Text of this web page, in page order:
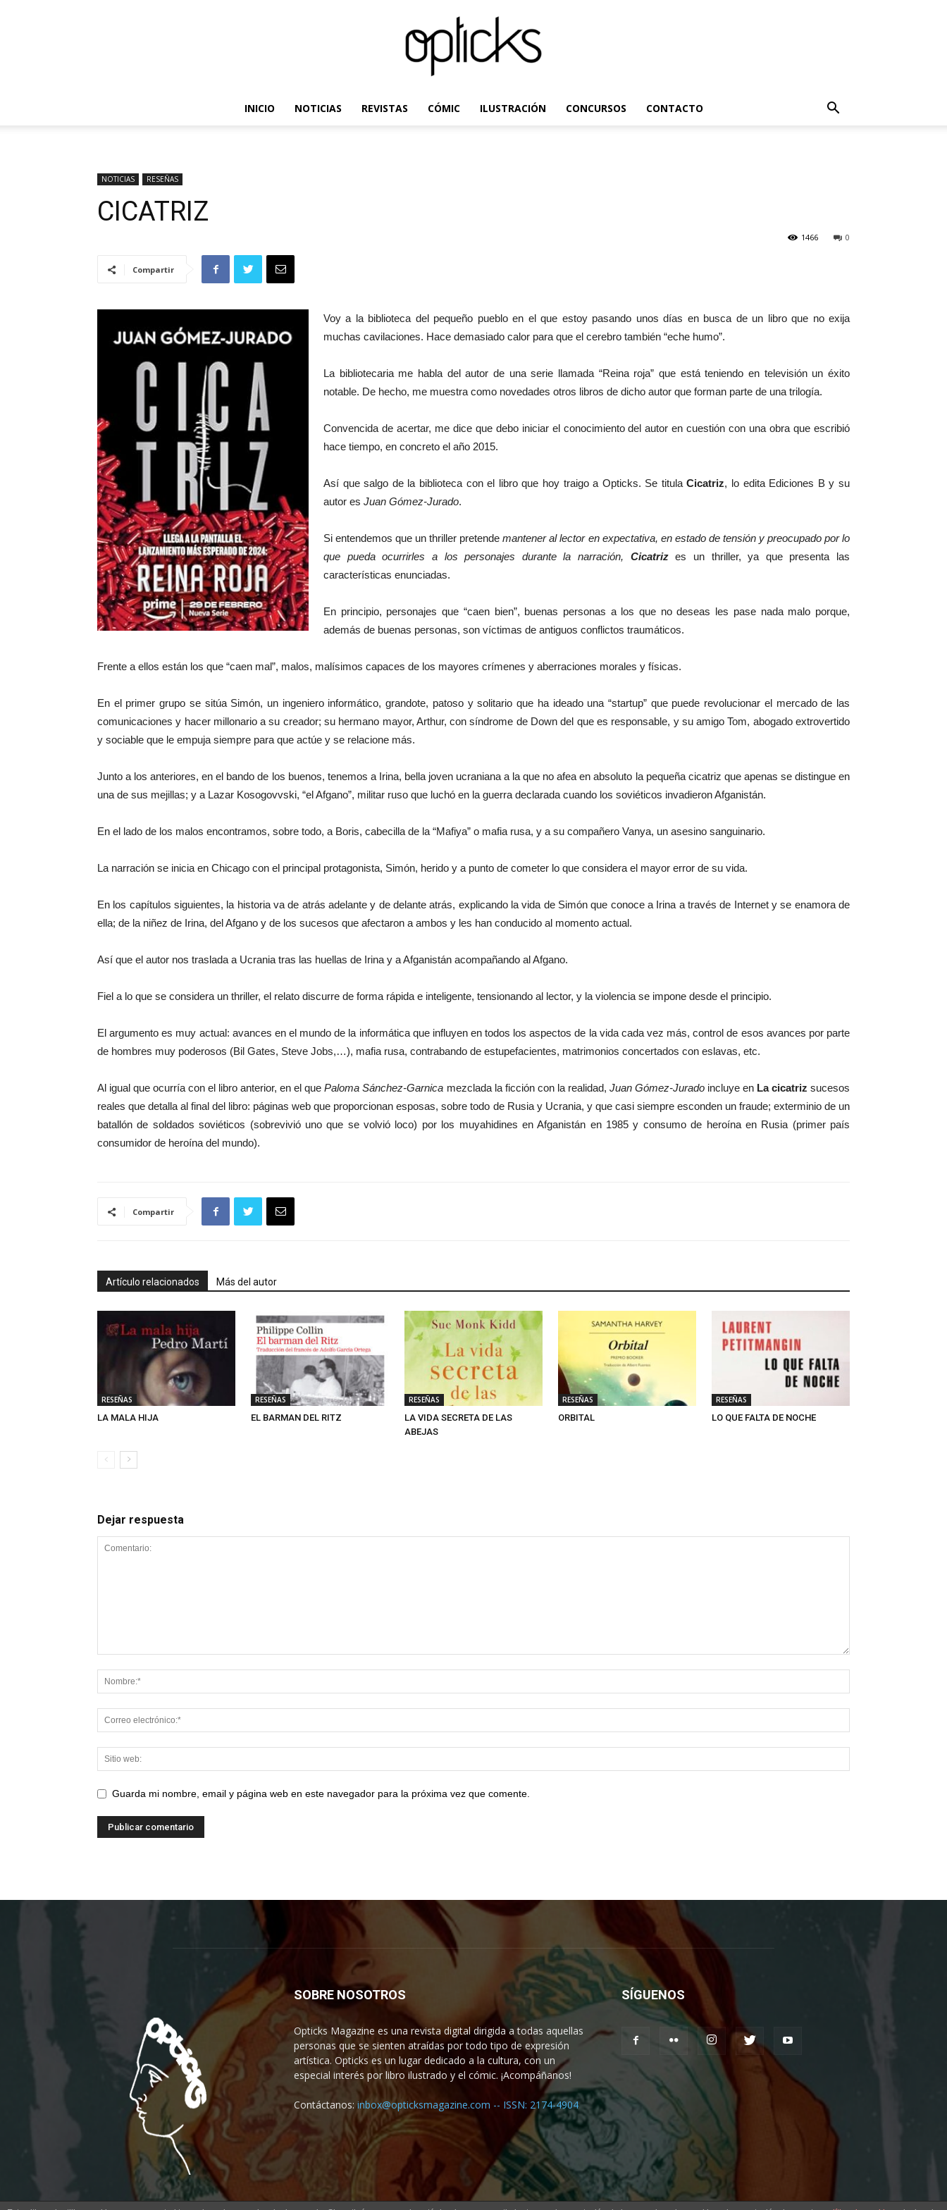
INICIO NOTICIAS REVISTAS CÓMIC ILUSTRACIÓN CONCURSOS CONTACTO
NOTICIAS RESEÑAS
CICATRIZ
0
1466
Compartir
Voy a la biblioteca del pequeño pueblo en el que estoy pasando unos días en busca de un libro que no exija
muchas cavilaciones. Hace demasiado calor para que el cerebro también “eche humo”.
La bibliotecaria me habla del autor de una serie llamada “Reina roja” que está teniendo en televisión un éxito
notable. De hecho, me muestra como novedades otros libros de dicho autor que forman parte de una trilogía.
Convencida de acertar, me dice que debo iniciar el conocimiento del autor en cuestión con una obra que escribió
hace tiempo, en concreto el año 2015.
Así que salgo de la biblioteca con el libro que hoy traigo a Opticks. Se titulaCicatriz, lo edita Ediciones B y su
autor es Juan Gómez-Jurado.
Si entendemos que un thriller pretende mantener al lector en expectativa, en estado de tensión y preocupado por lo
que pueda ocurrirles a los personajes durante la narración, Cicatrizes un thriller, ya que presenta las
características enunciadas.
En principio, personajes que “caen bien”, buenas personas a los que no deseas les pase nada malo porque,
además de buenas personas, son víctimas de antiguos conflictos traumáticos.
Frente a ellos están los que “caen mal”, malos, malísimos capaces de los mayores crímenes y aberraciones morales y físicas.
En el primer grupo se sitúa Simón, un ingeniero informático, grandote, patoso y solitario que ha ideado una “startup” que puede revolucionar el mercado de las
comunicaciones y hacer millonario a su creador; su hermano mayor, Arthur, con síndrome de Down del que es responsable, y su amigo Tom, abogado extrovertido
y sociable que le empuja siempre para que actúe y se relacione más.
Junto a los anteriores, en el bando de los buenos, tenemos a Irina, bella joven ucraniana a la que no afea en absoluto la pequeña cicatriz que apenas se distingue en
una de sus mejillas; y a Lazar Kosogovvski, “el Afgano”, militar ruso que luchó en la guerra declarada cuando los soviéticos invadieron Afganistán.
En el lado de los malos encontramos, sobre todo, a Boris, cabecilla de la “Mafiya” o mafia rusa, y a su compañero Vanya, un asesino sanguinario.
La narración se inicia en Chicago con el principal protagonista, Simón, herido y a punto de cometer lo que considera el mayor error de su vida.
En los capítulos siguientes, la historia va de atrás adelante y de delante atrás, explicando la vida de Simón que conoce a Irina a través de Internet y se enamora de
ella; de la niñez de Irina, del Afgano y de los sucesos que afectaron a ambos y les han conducido al momento actual.
Así que el autor nos traslada a Ucrania tras las huellas de Irina y a Afganistán acompañando al Afgano.
Fiel a lo que se considera un thriller, el relato discurre de forma rápida e inteligente, tensionando al lector, y la violencia se impone desde el principio.
El argumento es muy actual: avances en el mundo de la informática que influyen en todos los aspectos de la vida cada vez más, control de esos avances por parte
de hombres muy poderosos (Bil Gates, Steve Jobs,…), mafia rusa, contrabando de estupefacientes, matrimonios concertados con eslavas, etc.
Al igual que ocurría con el libro anterior, en el quePaloma Sánchez-Garnica mezclada la ficción con la realidad, Juan Gómez-Juradoincluye en La cicatrizsucesos
reales que detalla al final del libro: páginas web que proporcionan esposas, sobre todo de Rusia y Ucrania, y que casi siempre esconden un fraude; exterminio de un
batallón de soldados soviéticos (sobrevivió uno que se volvió loco) por los muyahidines en Afganistán en 1985 y consumo de heroína en Rusia (primer país
consumidor de heroína del mundo).
Compartir
Artículo relacionados Más del autor
RESEÑAS
LA MALA HIJA
RESEÑAS
EL BARMAN DEL RITZ
RESEÑAS
LA VIDA SECRETA DE LAS
ABEJAS
RESEÑAS
ORBITAL
RESEÑAS
LO QUE FALTA DE NOCHE
Dejar respuesta
Guarda mi nombre, email y página web en este navegador para la próxima vez que comente.
SOBRE NOSOTROS
Opticks Magazine es una revista digital dirigida a todas aquellas
personas que se sienten atraídas por todo tipo de expresión
artística. Opticks es un lugar dedicado a la cultura, con un
especial interés por libro ilustrado y el cómic. ¡Acompáñanos!
Contáctanos:inbox@opticksmagazine.com -- ISSN: 2174-4904
SÍGUENOS